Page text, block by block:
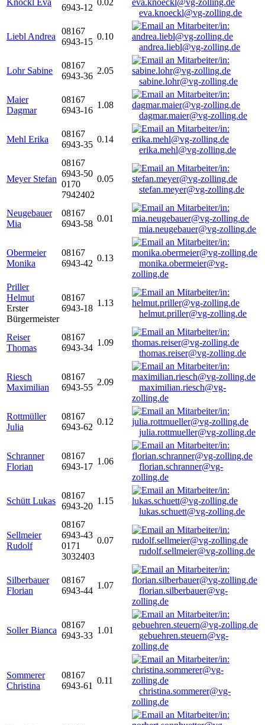
Knöckl Eva
6943-12
0.02
eva.knoeckl@vg-zolling.de
Liebl Andrea
08167
6943-15
0.10
andrea.liebl@vg-zolling.de
Lohr Sabine
08167
6943-36
2.05
sabine.lohr@vg-zolling.de
Maier
Dagmar
08167
6943-16
1.08
dagmar.maier@vg-zolling.de
Mehl Erika
08167
6943-35
0.14
erika.mehl@vg-zolling.de
Meyer Stefan
08167
6943-50
0170
7942402
0.05
stefan.meyer@vg-zolling.de
Neugebauer
Mia
08167
6943-58
0.01
mia.neugebauer@vg-zolling.de
Obermeier
Monika
08167
6943-42
0.13
monika.obermeier@vg-
zolling.de
Priller
Helmut
Erster
Bürgermeister
08167
6943-18
1.13
helmut.priller@vg-zolling.de
Reiser
Thomas
08167
6943-34
1.09
thomas.reiser@vg-zolling.de
Riesch
Maximilian
08167
6943-55
2.09
maximilian.riesch@vg-
zolling.de
Rottmüller
Julia
08167
6943-62
0.12
julia.rottmueller@vg-zolling.de
Schranner
Florian
08167
6943-17
1.06
florian.schranner@vg-
zolling.de
Schütt Lukas
08167
6943-20
1.15
lukas.schuett@vg-zolling.de
Sellmeier
Rudolf
08167
6943-43
0171
3032403
0.07
rudolf.sellmeier@vg-zolling.de
Silberbauer
Florian
08167
6943-44
1.07
florian.silberbauer@vg-
zolling.de
Soller Bianca
08167
6943-33
1.01
gebuehren.steuern@vg-
zolling.de
Sommerer
Christina
08167
6943-61
0.11
christina.sommerer@vg-
zolling.de